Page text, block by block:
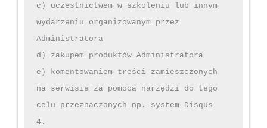
c) uczestnictwem w szkoleniu lub innym
wydarzeniu organizowanym przez
Administratora
d) zakupem produktów Administratora
e) komentowaniem treści zamieszczonych
na serwisie za pomocą narzędzi do tego
celu przeznaczonych np. system Disqus
4.